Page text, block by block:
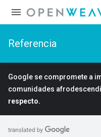
Referencia
Google se compromete a
comunidades
respecto.